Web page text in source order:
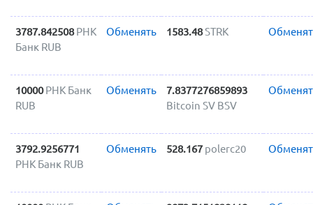
3787.842508 РНК
Банк RUB
Обменять 1583.48STRK
10000 РНК Банк
RUB
Обменять
7.8377276859893
Bitcoin SV BSV
3792.9256771
РНК Банк RUB
Обменять 528.167 polerc20